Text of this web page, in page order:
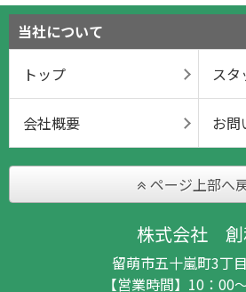
当社について
トップ
スタ
会社概要 お問
ページ上部へ
株式会社 創
留萌市五十嵐町3丁
【営業時間】10：00